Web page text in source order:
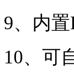
9、内
10、可